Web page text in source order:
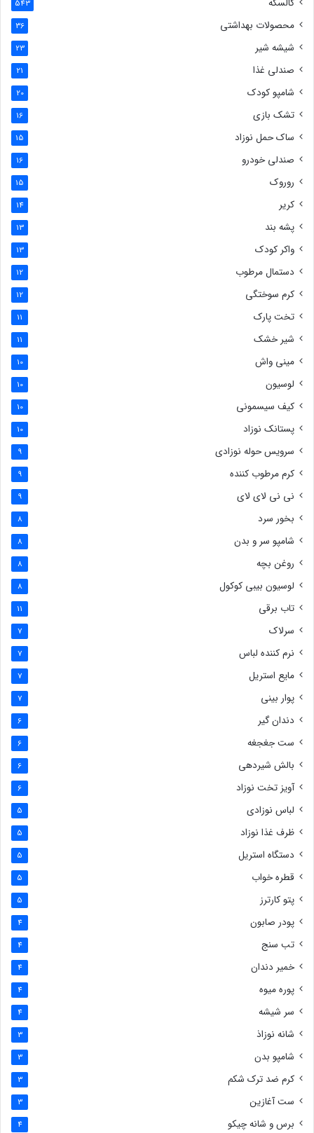
کالسکه 543
محصولات بهداشتی 36
شیشه شیر 23
صندلی غذا 21
شامپو کودک 20
تشک بازی 16
ساک حمل نوزاد 15
صندلی خودرو 16
روروک 15
کریر 14
پشه بند 13
واکر کودک 13
دستمال مرطوب 12
کرم سوختگی 12
تخت پارک 11
شیر خشک 11
مینی واش 10
لوسیون 10
کیف سیسمونی 10
پستانک نوزاد 10
سرویس حوله نوزادی 9
کرم مرطوب کننده 9
نی نی لای لای 9
بخور سرد 8
شامپو سر و بدن 8
روغن بچه 8
لوسیون بیبی کوکول 8
تاب برقی 11
سرلاک 7
نرم کننده لباس 7
مایع استریل 7
پوار بینی 7
دندان گیر 6
ست جغجغه 6
بالش شیردهی 6
آویز تخت نوزاد 6
لباس نوزادی 5
ظرف غذا نوزاد 5
دستگاه استریل 5
قطره خواب 5
پتو کارترز 5
پودر صابون 4
تب سنج 4
خمیر دندان 4
پوره میوه 4
سر شیشه 4
شانه نوزاذ 3
شامپو بدن 3
کرم ضد ترک شکم 3
ست آغازین 3
برس و شانه چیکو 4